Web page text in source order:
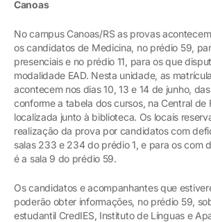
Canoas
No campus Canoas/RS as provas
os candidatos de Medicina, no prédio 59,
presenciais e no prédio 11, para os que
modalidade EAD. Nesta unidade, as
acontecem nos dias 10, 13 e 14 de junho,
conforme a tabela dos cursos, na Central de
localizada junto à biblioteca. Os locais
realização da prova por candidatos com
salas 233 e 234 do prédio 1, e para os com
é a sala 9 do prédio 59.
Os candidatos e acompanhantes que
poderão obter informações, no prédio 59,
estudantil CredIES, Instituto de Línguas e